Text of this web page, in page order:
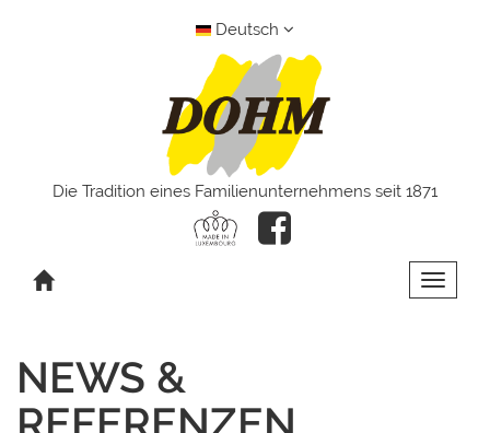
Deutsch
Die Tradition eines Familienunternehmens seit 1871
Toggle
NEWS &